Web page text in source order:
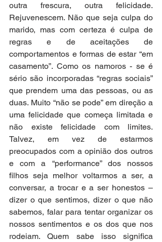
outra frescura, outra felicidade.
Rejuvenescem. Não que seja culpa do
marido, mas com certeza é culpa de
regras e de aceitações de
comportamentos e formas de estar “em
casamento”. Como os namoros - se é
sério são incorporadas “regras sociais”
que prendem uma das pessoas, ou as
duas. Muito “não se pode” em direção a
uma felicidade que começa limitada e
não existe felicidade com limites.
Talvez, em vez de estarmos
preocupados com a opinião dos outros
e com a “performance” dos nossos
filhos seja melhor voltarmos a ser, a
conversar, a trocar e a ser honestos –
dizer o que sentimos, dizer o que não
sabemos, falar para tentar organizar os
nossos sentimentos e os dos que nos
rodeiam. Quem sabe isso significa